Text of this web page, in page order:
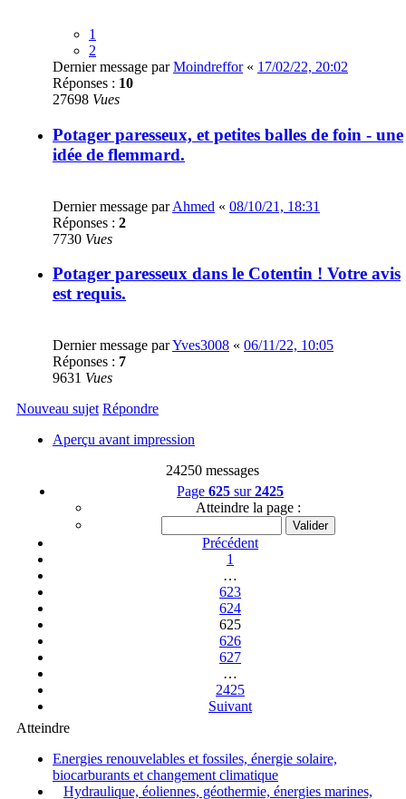
1
2
Dernier message parMoindreffor« 17/02/22, 20:02
Réponses : 10
27698 Vues
Potager paresseux, et petites balles de foin - une
idée de flemmard.
Dernier message parAhmed « 08/10/21, 18:31
Réponses : 2
7730 Vues
Potager paresseux dans le Cotentin ! Votre avis
est requis.
Dernier message parYves3008 « 06/11/22, 10:05
Réponses : 7
9631 Vues
Nouveau sujet Répondre
Aperçu avant impression
24250 messages
Page 625 sur2425
Atteindre la page :
Précédent
1
…
623
624
625
626
627
…
2425
Suivant
Atteindre
Energies renouvelables et fossiles, énergie solaire,
biocarburants et changement climatique
Hydraulique, éoliennes, géothermie, énergies marines,